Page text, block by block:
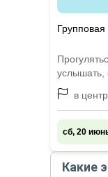
Групповая
услышать,
в
сб, 20
Какие